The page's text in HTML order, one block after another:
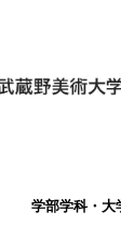
学部学科・大